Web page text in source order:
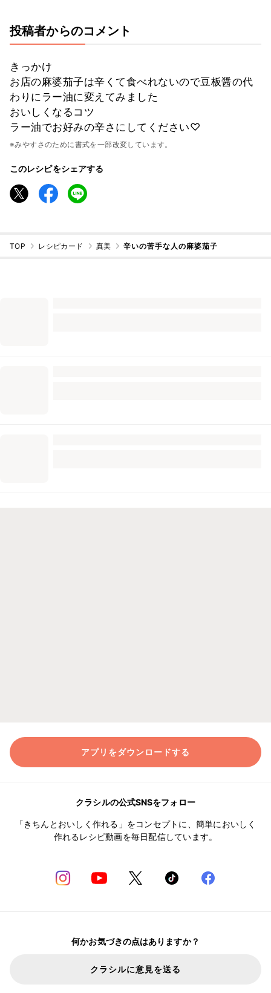
投稿者からのコメント
きっかけ
お店の麻婆茄子は辛くて食べれないので豆板醤の代
わりにラー油に変えてみました
おいしくなるコツ
ラー油でお好みの辛さにしてください♡
※みやすさのために書式を一部改変しています。
このレシピをシェアする
TOP レシピカード 真美 辛いの苦手な人の麻婆茄子
アプリをダウンロードする
クラシルの公式SNSをフォロー
「きちんとおいしく作れる」をコンセプトに、簡単においしく
作れるレシピ動画を毎日配信しています。
何かお気づきの点はありますか？
クラシルに意見を送る